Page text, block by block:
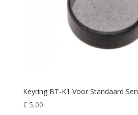
Keyring BT-K1 Voor Standaard
€5,00